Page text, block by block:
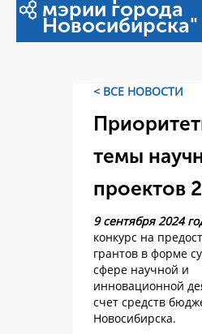
мэрии города
Новосибирска"
< ВСЕ НОВОСТИ
темы
проектов
9 сентября 2024
конкурс на
грантов в форме
сфере научной и
инновационной
счет средств
Новосибирска.